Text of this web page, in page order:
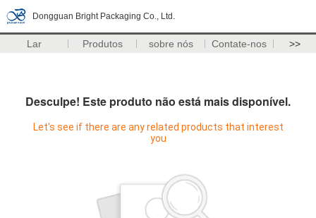
Dongguan Bright Packaging Co., Ltd.
Lar Produtos sobre nós Contate-nos >>
Desculpe! Este produto não está mais disponível.
Let's see if there are any related products that interest
you